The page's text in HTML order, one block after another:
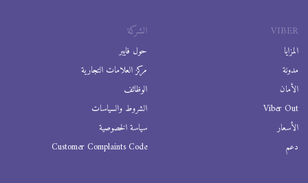
VIBER
المزايا
مدونة
الأمان
Viber Out
الأسعار
دعم
الشركة
حول فايبر
مركز العلامات التجارية
الوظائف
الشروط والسياسات
سياسة الخصوصية
Customer Complaints Code